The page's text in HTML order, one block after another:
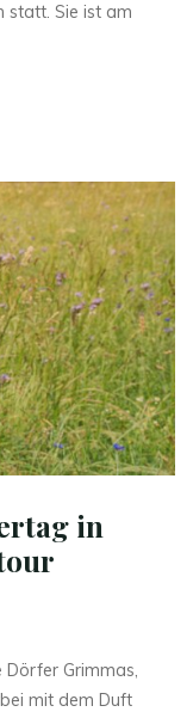
statt. Sie ist am
in
Dörfer Grimmas,
mit dem Duft